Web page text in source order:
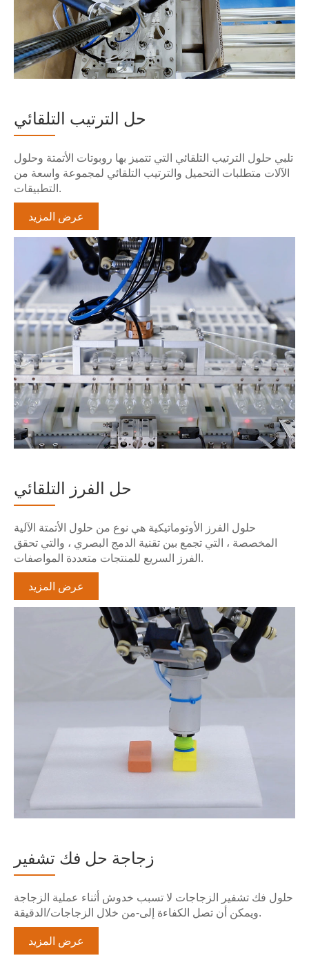
حل الترتيب التلقائي
تلبي حلول الترتيب التلقائي التي تتميز بها روبوتات الأتمتة وحلول
الآلات متطلبات التحميل والترتيب التلقائي لمجموعة واسعة من
التطبيقات.
عرض المزيد
حل الفرز التلقائي
حلول الفرز الأوتوماتيكية هي نوع من حلول الأتمتة الآلية
المخصصة ، التي تجمع بين تقنية الدمج البصري ، والتي تحقق
الفرز السريع للمنتجات متعددة المواصفات.
عرض المزيد
زجاجة حل فك تشفير
حلول فك تشفير الزجاجات لا تسبب خدوش أثناء عملية الزجاجة
ويمكن أن تصل الكفاءة إلى-من خلال الزجاجات/الدقيقة.
عرض المزيد